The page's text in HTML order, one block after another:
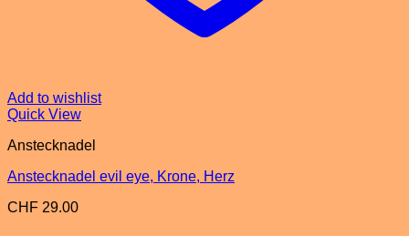
Add to wishlist
Quick View
Anstecknadel
Anstecknadel evil eye, Krone, Herz
CHF 29.00